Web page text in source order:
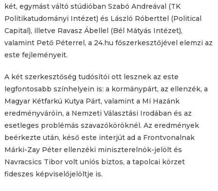
két, egymást váltó stúdióban Szabó Andreával (TK
Politikatudományi Intézet) és László Róberttel (Political
Capital), illetve Ravasz Ábellel (Bél Mátyás Intézet),
valamint Pető Péterrel, a 24.hu főszerkesztőjével elemzi az
este fejleményeit.
A két szerkesztőség tudósítói ott lesznek az este
legfontosabb színhelyein is: a kormánypárt, az ellenzék, a
Magyar Kétfarkú Kutya Párt, valamint a Mi Hazánk
eredményváróin, a Nemzeti Választási Irodában és az
esetleges problémás szavazóköröknél. Az eredmények
beérkezte után, késő este interjút ad a Frontvonalnak
Márki-Zay Péter ellenzéki miniszterelnök-jelölt és
Navracsics Tibor volt uniós biztos, a tapolcai körzet
fideszes képviselőjelöltje is.